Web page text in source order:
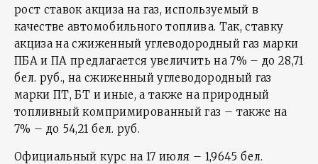
рост ставок акциза на газ, используемый в
качестве автомобильного топлива. Так, ставку
акциза на сжиженный углеводородный газ марки
ПБА и ПА предлагается увеличить на 7% – до 28,71
бел. руб., на сжиженный углеводородный газ
марки ПТ, БТ и иные, а также на природный
топливный компримированный газ – также на
7% – до 54,21 бел. руб.
Официальный курс на 17 июля – 1,9645 бел.